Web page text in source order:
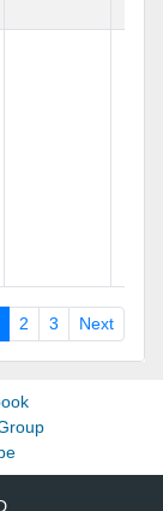
2 3 Next